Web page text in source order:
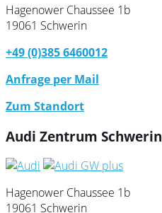
Hagenower Chaussee 1b
19061 Schwerin
+49 (0)385 6460012
Anfrage per Mail
Zum Standort
Audi Zentrum Schwerin
Hagenower Chaussee 1b
19061 Schwerin